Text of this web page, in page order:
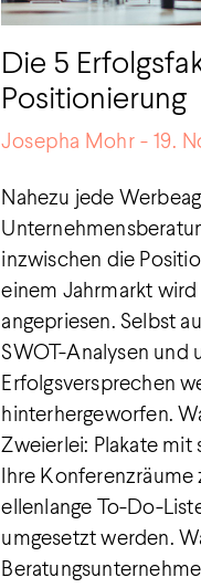
Die 5
Positionierung
Josepha Mohr 19.
Nahezu jede
inzwischen die
einem Jahrmarkt
angepriesen. Selbst
SWOT-Analysen und
Erfolgsversprechen
hinterhergeworfen.
Zweierlei: Plakate mit
Ihre
ellenlange To-Do-
umgesetzt werden.